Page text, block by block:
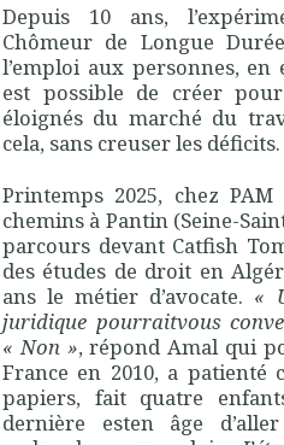
Depuis 10 ans,
Chômeur de Longue
l’emploi aux personnes,
est possible de créer
éloignés du marché du
cela, sans creuser les déficits.
Printemps 2025, chez
chemins à Pantin (Seine-
parcours devant Catfish
des études de droit en
ans le métier d’avocate. «
juridique pourraitvous
« Non », répond Amal qui
France en 2010, a
papiers, fait quatre
dernière esten âge